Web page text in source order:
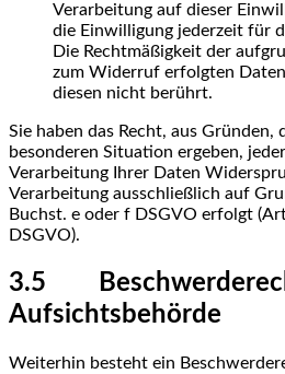
Verarbeitung auf dieser
die Einwilligung jederzeit für
Die Rechtmäßigkeit der
zum Widerruf erfolgten
diesen nicht berührt.
Sie haben das Recht, aus Gründen,
besonderen Situation ergeben,
Verarbeitung Ihrer Daten
Verarbeitung ausschließlich auf
Buchst. e oder f DSGVO erfolgt
DSGVO).
3.5
Aufsichtsbehörde
Weiterhin besteht ein